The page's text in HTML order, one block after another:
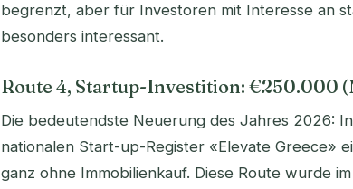
begrenzt, aber für Investoren mit Interesse an
besonders interessant.
Route 4, Startup-Investition: €250.000
Die bedeutendste Neuerung des Jahres 2026:
nationalen Start-up-Register «Elevate Greece»
ganz ohne Immobilienkauf. Diese Route wurde